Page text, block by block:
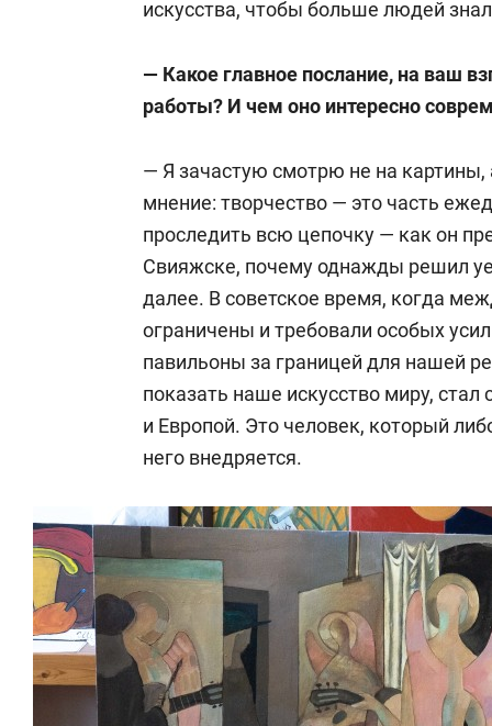
искусства, чтобы больше людей
— Какое главное послание, на ваш
работы? И чем оно интересно
— Я зачастую смотрю не на
мнение: творчество — это часть
проследить всю цепочку — как он
Свияжске, почему однажды решил
далее. В советское время, когда
ограничены и требовали особых
павильоны за границей для нашей
показать наше искусство миру,
и Европой. Это человек, который
него внедряется.